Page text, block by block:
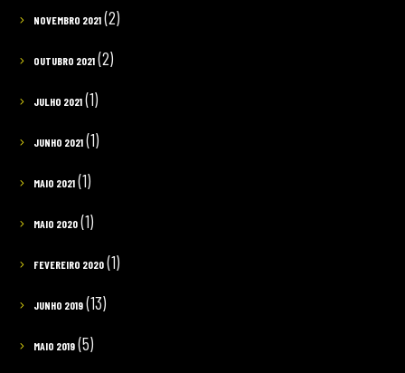
NOVEMBRO 2021(2)
OUTUBRO 2021(2)
JULHO 2021(1)
JUNHO 2021(1)
MAIO 2021(1)
MAIO 2020(1)
FEVEREIRO 2020(1)
JUNHO 2019(13)
MAIO 2019(5)